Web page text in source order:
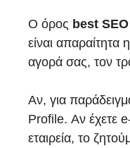
Ο όρος best
είναι
αγορά σας, τον
Αν, για
Profile. Αν έχετε
εταιρεία, το